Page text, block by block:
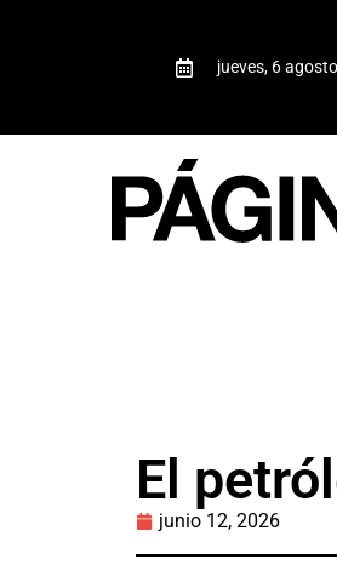
jueves, 6
El
junio 12, 2026